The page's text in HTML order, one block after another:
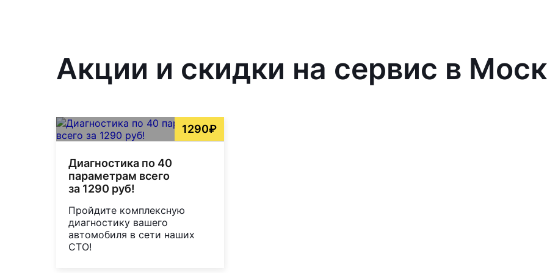
Акции и скидки на сервис в
1290₽
Диагностика по 40
параметрам всего
за 1290 руб!
Пройдите комплексную
диагностику вашего
автомобиля в сети наших
СТО!